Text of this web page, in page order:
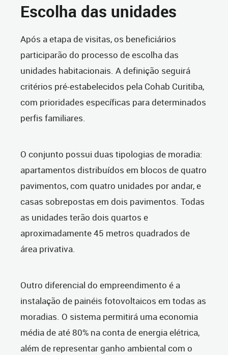
Escolha das unidades
Após a etapa de visitas, os beneficiários
participarão do processo de escolha das
unidades habitacionais. A definição seguirá
critérios pré-estabelecidos pela Cohab Curitiba,
com prioridades específicas para determinados
perfis familiares.
O conjunto possui duas tipologias de moradia:
apartamentos distribuídos em blocos de quatro
pavimentos, com quatro unidades por andar, e
casas sobrepostas em dois pavimentos. Todas
as unidades terão dois quartos e
aproximadamente 45 metros quadrados de
área privativa.
Outro diferencial do empreendimento é a
instalação de painéis fotovoltaicos em todas as
moradias. O sistema permitirá uma economia
média de até 80% na conta de energia elétrica,
além de representar ganho ambiental com o